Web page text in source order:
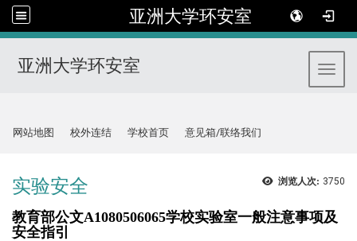
亚洲大学环安室
亚洲大学环安室
网站地图
校外连结 学校首页 意见箱/联络我们
浏览人次: 3750
实验安全
教育部公文A1080506065学校实验室一般注意事项及
安全指引